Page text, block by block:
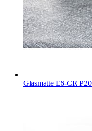
Glasmatte E6-CR P20